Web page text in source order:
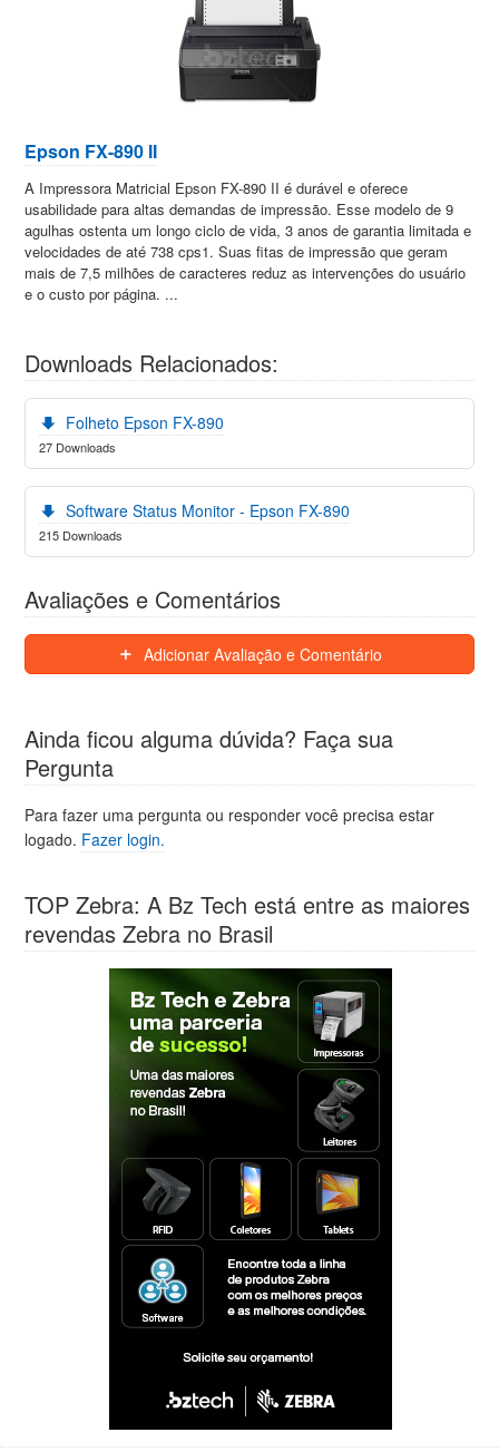
Epson FX-890 II
A Impressora Matricial Epson FX-890 II é durável e oferece
usabilidade para altas demandas de impressão. Esse modelo de 9
agulhas ostenta um longo ciclo de vida, 3 anos de garantia limitada e
velocidades de até 738 cps1. Suas fitas de impressão que geram
mais de 7,5 milhões de caracteres reduz as intervenções do usuário
e o custo por página. ...
Downloads Relacionados:
Folheto Epson FX-890
27 Downloads
Software Status Monitor - Epson FX-890
215 Downloads
Avaliações e Comentários
Adicionar Avaliação e Comentário
Ainda ficou alguma dúvida? Faça sua
Pergunta
Para fazer uma pergunta ou responder você precisa estar
logado. Fazer login.
TOP Zebra: A Bz Tech está entre as maiores
revendas Zebra no Brasil